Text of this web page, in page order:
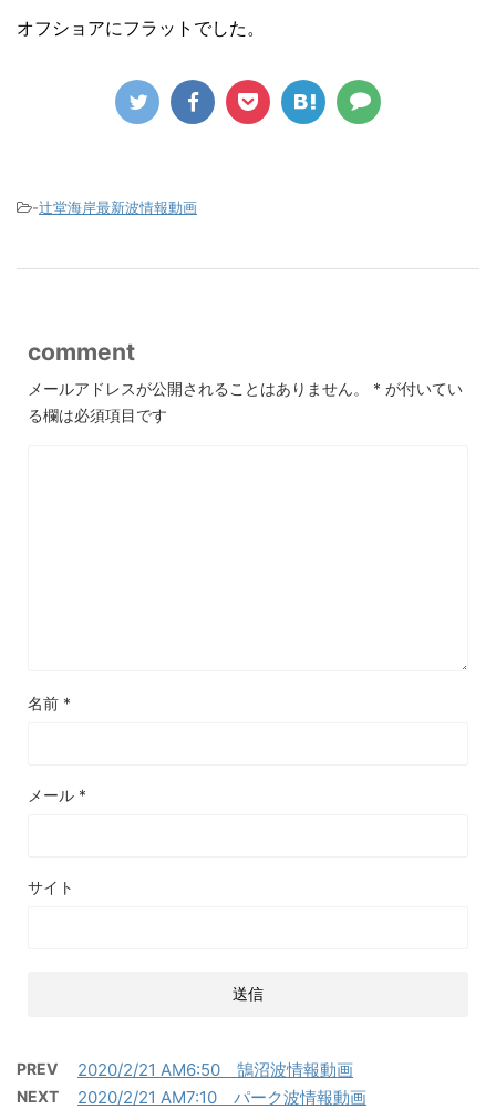
オフショアにフラットでした。
-辻堂海岸最新波情報動画
comment
メールアドレスが公開されることはありません。 * が付いてい
る欄は必須項目です
名前 *
メール *
サイト
PREV 2020/2/21 AM6:50 鵠沼波情報動画
NEXT 2020/2/21 AM7:10 パーク波情報動画